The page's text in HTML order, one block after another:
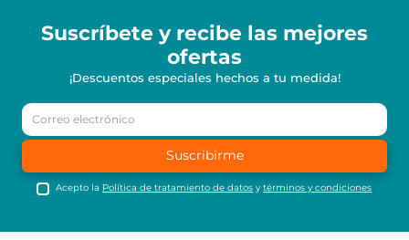
Suscríbete y recibe las mejores
ofertas
¡Descuentos especiales hechos a tu medida!
Suscribirme
Acepto la Política de tratamiento de datos ytérminos y condiciones